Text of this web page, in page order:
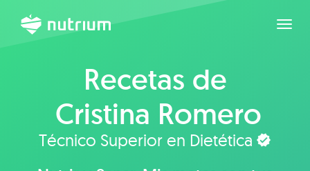
Recetas de
Cristina Romero
Técnico Superior en Dietética